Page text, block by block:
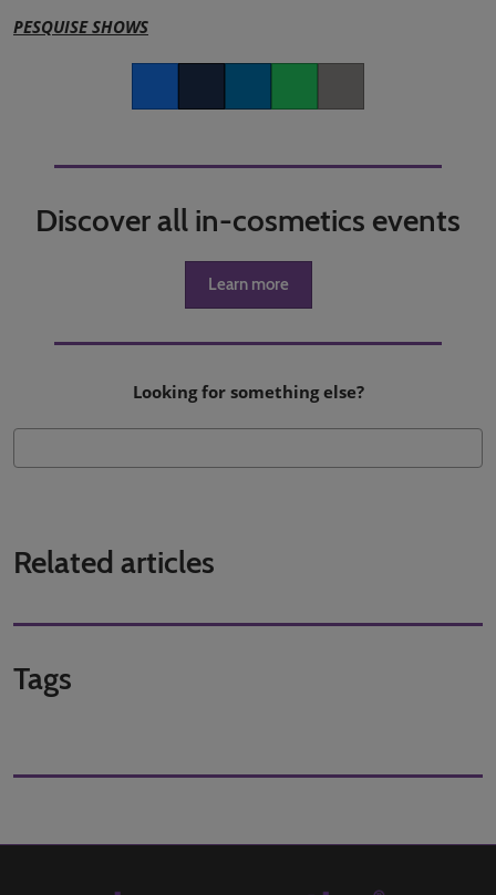
PESQUISE SHOWS
Discover all in-cosmetics events
Learn more
Looking for something else?
Related articles
Tags